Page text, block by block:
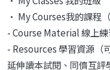
• My Courses我的課程
- Course Material 線上練
- Resources 學習資源（
延伸讀本試閱、同儕互評